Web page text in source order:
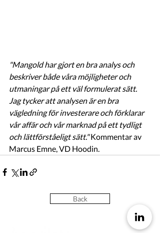
"Mangold har gjort en bra analys och
beskriver både våra möjligheter och
utmaningar på ett väl formulerat sätt.
Jag tycker att analysen är en bra
vägledning för investerare och förklarar
vår affär och vår marknad på ett tydligt
och lättförståeligt sätt." Kommentar av
Marcus Emne, VD Hoodin.
Back